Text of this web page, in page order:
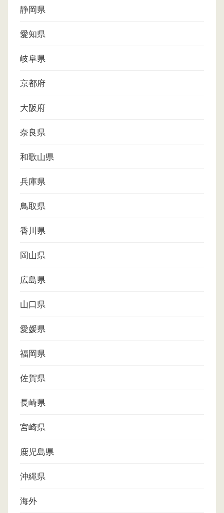
静岡県
愛知県
岐阜県
京都府
大阪府
奈良県
和歌山県
兵庫県
鳥取県
香川県
岡山県
広島県
山口県
愛媛県
福岡県
佐賀県
長崎県
宮崎県
鹿児島県
沖縄県
海外